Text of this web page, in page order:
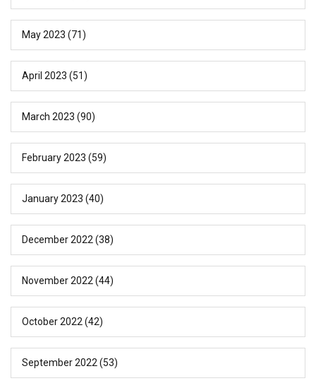
May 2023 (71)
April 2023 (51)
March 2023 (90)
February 2023 (59)
January 2023 (40)
December 2022 (38)
November 2022 (44)
October 2022 (42)
September 2022 (53)